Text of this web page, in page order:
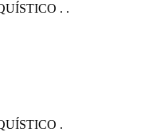
. .
.